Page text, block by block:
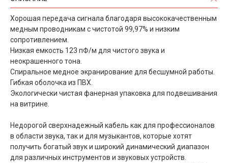
Хорошая передача сигнала благодаря высококачественным
медным проводникам с чистотой 99,97% и низким
сопротивлением.
Низкая емкость 123 пФ/м для чистого звука и
неокрашенного тона.
Спиральное медное экранирование для бесшумной работы.
Гибкая оболочка из ПВХ.
Экологически чистая фанерная упаковка для подвешивания
на витрине.
Недорогой сверхнадежный кабель как для профессионалов
в области звука, так и для музыкантов, которые хотят
получить богатый звук и широкий динамический диапазон
для различных инструментов и звуковых устройств.